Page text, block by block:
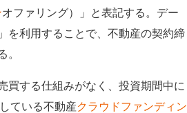
オファリング）」と表記する。デー
を利用することで、不動産の契約締
買する仕組みがなく、投資期間中に
ている不動産クラウドファンディン